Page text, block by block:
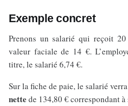
Exemple concret
Prenons un salarié qui reçoit 20
valeur faciale de 14 €.
titre, le salarié 6,74 €.
Sur la fiche de paie, le salarié
nette de 134,80 € correspondant